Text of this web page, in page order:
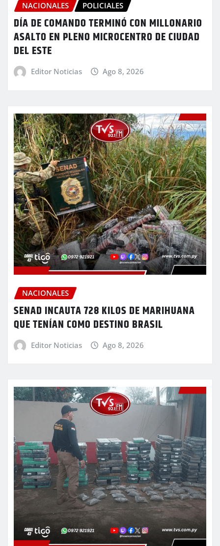
NACIONALES POLICIALES
DÍA DE COMANDO TERMINÓ CON MILLONARIO
ASALTO EN PLENO MICROCENTRO DE CIUDAD
DEL ESTE
Editor Noticias Ago 8, 2026
NACIONALES
SENAD INCAUTA 728 KILOS DE MARIHUANA
QUE TENÍAN COMO DESTINO BRASIL
Editor Noticias Ago 8, 2026